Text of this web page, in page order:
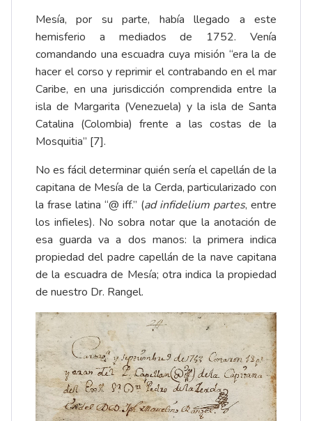
Mesía, por su parte, había llegado a este
hemisferio a mediados de 1752. Venía
comandando una escuadra cuya misión “era la de
hacer el corso y reprimir el contrabando en el mar
Caribe, en una jurisdicción comprendida entre la
isla de Margarita (Venezuela) y la isla de Santa
Catalina (Colombia) frente a las costas de la
Mosquitia” [7].
No es fácil determinar quién sería el capellán de la
capitana de Mesía de la Cerda, particularizado con
la frase latina “@ iff.” (ad infidelium partes, entre
los infieles). No sobra notar que la anotación de
esa guarda va a dos manos: la primera indica
propiedad del padre capellán de la nave capitana
de la escuadra de Mesía; otra indica la propiedad
de nuestro Dr. Rangel.